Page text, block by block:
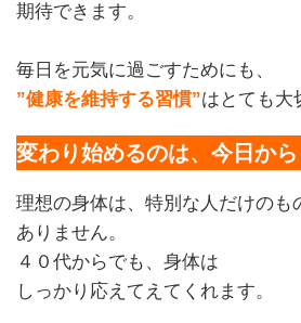
期待できます。
毎日を元気に過ごすためにも、
”健康を維持する習慣”はとても大
変わり始めるのは、今日から
理想の身体は、特別な人だけのも
ありません。
４０代からでも、身体は
しっかり応えてえてくれます。